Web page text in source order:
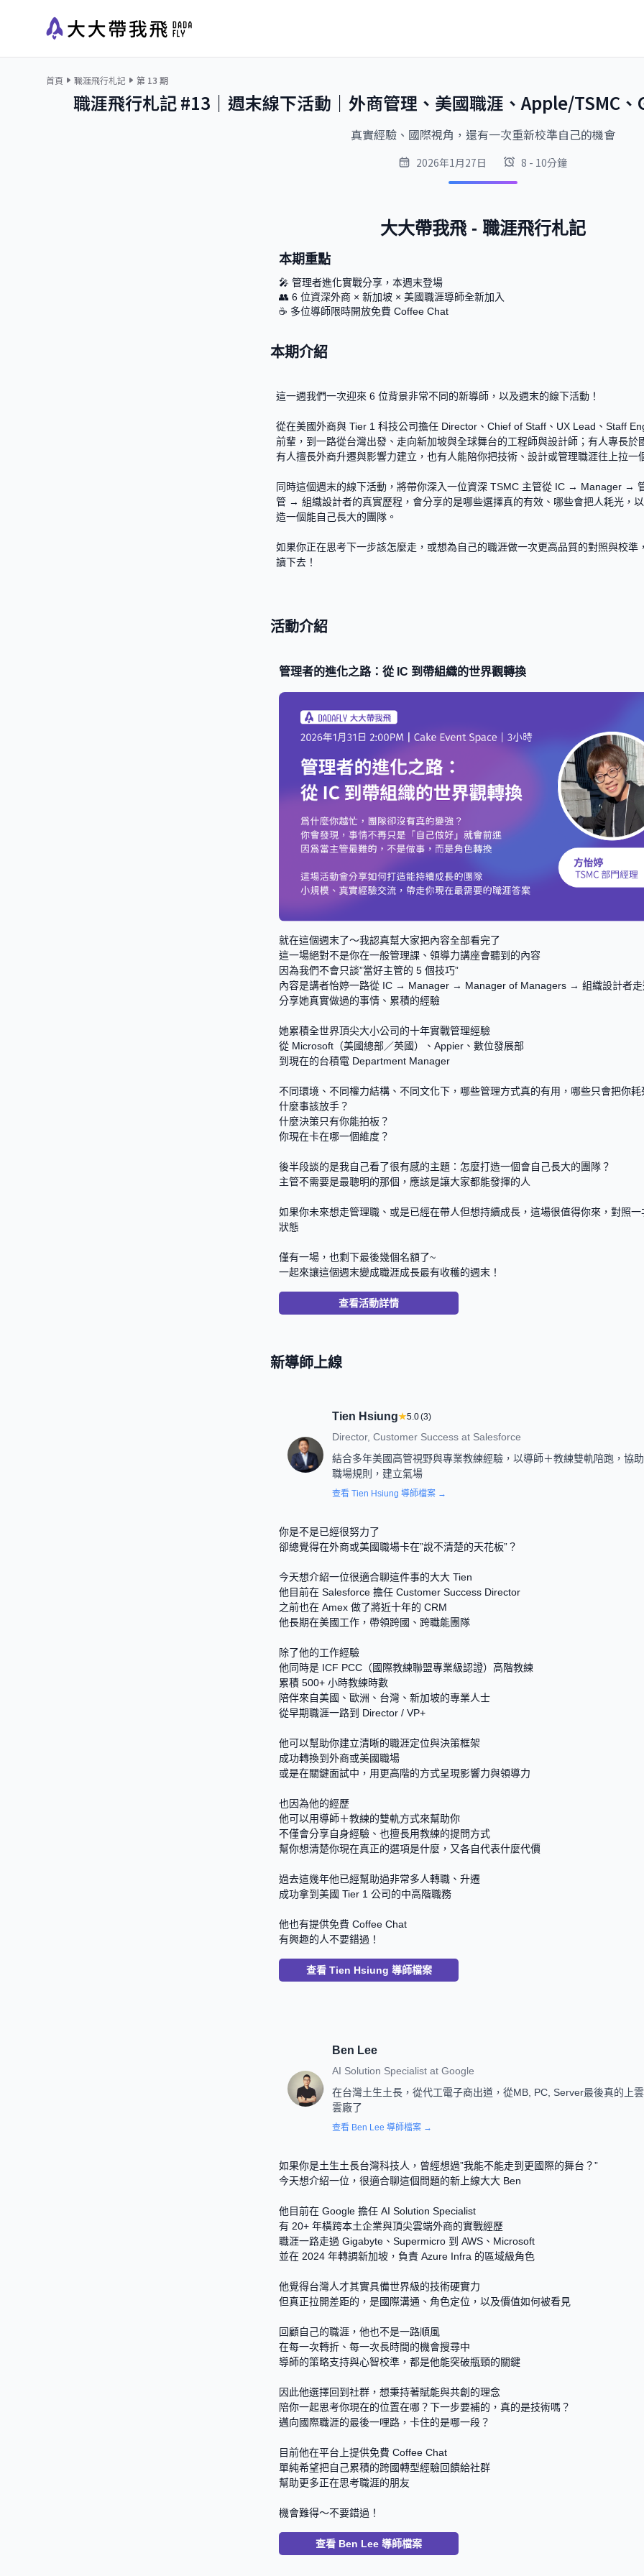
首頁 職涯飛行札記 第 13 期
職涯飛行札記 #13｜週末線下活動｜外商管理、美國職涯、Apple/TSMC
真實經驗、國際視角，還有一次重新校準自己的機會
2026年1月27日 8 - 10分鐘
大大帶我飛 - 職涯飛行札記
本期重點
🎤 管理者進化實戰分享，本週末登場
👥 6 位資深外商 × 新加坡 × 美國職涯導師全新加入
☕ 多位導師限時開放免費 Coffee Chat
本期介紹
這一週我們一次迎來 6 位背景非常不同的新導師，以及週末的線下活動！
從在美國外商與 Tier 1 科技公司擔任 Director、Chief of Staff、UX Lead、Staff
前輩，到一路從台灣出發、走向新加坡與全球舞台的工程師與設計師；有人專長於
有人擅長外商升遷與影響力建立，也有人能陪你把技術、設計或管理職涯往上拉一
同時這個週末的線下活動，將帶你深入一位資深 TSMC 主管從 IC → Manager →
管 → 組織設計者的真實歷程，會分享的是哪些選擇真的有效、哪些會把人耗光，
造一個能自己長大的團隊。
如果你正在思考下一步該怎麼走，或想為自己的職涯做一次更高品質的對照與校準
讀下去！
活動介紹
管理者的進化之路：從 IC 到帶組織的世界觀轉換
就在這個週末了～我認真幫大家把內容全部看完了
這一場絕對不是你在一般管理課、領導力講座會聽到的內容
因為我們不會只談”當好主管的 5 個技巧”
內容是講者怡婷一路從 IC → Manager → Manager of Managers → 組織設計者走
分享她真實做過的事情、累積的經驗
她累積全世界頂尖大小公司的十年實戰管理經驗
從 Microsoft（美國總部／英國）、Appier、數位發展部
到現在的台積電 Department Manager
不同環境、不同權力結構、不同文化下，哪些管理方式真的有用，哪些只會把你耗
什麼事該放手？
什麼決策只有你能拍板？
你現在卡在哪一個維度？
後半段談的是我自己看了很有感的主題：怎麼打造一個會自己長大的團隊？
主管不需要是最聰明的那個，應該是讓大家都能發揮的人
如果你未來想走管理職、或是已經在帶人但想持續成長，這場很值得你來，對照一
狀態
僅有一場，也剩下最後幾個名額了~
一起來讓這個週末變成職涯成長最有收穫的週末！
查看活動詳情
新導師上線
Tien Hsiung★5.0(3)
Director, Customer Success at Salesforce
結合多年美國高管視野與專業教練經驗，以導師＋教練雙軌陪跑，協
職場規則，建立氣場
查看 Tien Hsiung 導師檔案 →
你是不是已經很努力了
卻總覺得在外商或美國職場卡在”說不清楚的天花板”？
今天想介紹一位很適合聊這件事的大大 Tien
他目前在 Salesforce 擔任 Customer Success Director
之前也在 Amex 做了將近十年的 CRM
他長期在美國工作，帶領跨國、跨職能團隊
除了他的工作經驗
他同時是 ICF PCC（國際教練聯盟專業級認證）高階教練
累積 500+ 小時教練時數
陪伴來自美國、歐洲、台灣、新加坡的專業人士
從早期職涯一路到 Director / VP+
他可以幫助你建立清晰的職涯定位與決策框架
成功轉換到外商或美國職場
或是在關鍵面試中，用更高階的方式呈現影響力與領導力
也因為他的經歷
他可以用導師＋教練的雙軌方式來幫助你
不僅會分享自身經驗、也擅長用教練的提問方式
幫你想清楚你現在真正的選項是什麼，又各自代表什麼代價
過去這幾年他已經幫助過非常多人轉職、升遷
成功拿到美國 Tier 1 公司的中高階職務
他也有提供免費 Coffee Chat
有興趣的人不要錯過！
查看 Tien Hsiung 導師檔案
Ben Lee
AI Solution Specialist at Google
在台灣土生土長，從代工電子商出道，從MB, PC, Server最後真的上
雲廠了
查看 Ben Lee 導師檔案 →
如果你是土生土長台灣科技人，曾經想過”我能不能走到更國際的舞台？”
今天想介紹一位，很適合聊這個問題的新上線大大 Ben
他目前在 Google 擔任 AI Solution Specialist
有 20+ 年橫跨本土企業與頂尖雲端外商的實戰經歷
職涯一路走過 Gigabyte、Supermicro 到 AWS、Microsoft
並在 2024 年轉調新加坡，負責 Azure Infra 的區域級角色
他覺得台灣人才其實具備世界級的技術硬實力
但真正拉開差距的，是國際溝通、角色定位，以及價值如何被看見
回顧自己的職涯，他也不是一路順風
在每一次轉折、每一次長時間的機會搜尋中
導師的策略支持與心智校準，都是他能突破瓶頸的關鍵
因此他選擇回到社群，想秉持著賦能與共創的理念
陪你一起思考你現在的位置在哪？下一步要補的，真的是技術嗎？
邁向國際職涯的最後一哩路，卡住的是哪一段？
目前他在平台上提供免費 Coffee Chat
單純希望把自己累積的跨國轉型經驗回饋給社群
幫助更多正在思考職涯的朋友
機會難得～不要錯過！
查看 Ben Lee 導師檔案